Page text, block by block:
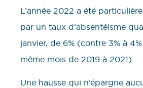
L’année 2022 a été
par un taux d’absentéisme
janvier, de 6% (contre 3% à
même mois de 2019 à 2021).
Une hausse qui n’épargne